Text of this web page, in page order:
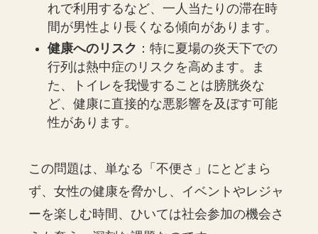
れで利用するなど、一人当たりの滞在時
間が男性より長くなる傾向があります。
健康へのリスク ：特に夏場の炎天下での
行列は熱中症のリスクを高めます。ま
た、トイレを我慢することは膀胱炎な
ど、健康に直接的な悪影響を及ぼす可能
性があります。
この問題は、単なる「不便さ」にとどまら
ず、女性の健康を脅かし、イベントやレジャ
ーを楽しむ時間、ひいては社会参加の機会さ